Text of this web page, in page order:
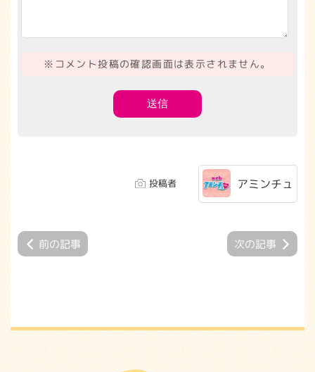
※コメント投稿の確認画面は表示されません。
投稿者 アミンチュ
前の記事 次の記事